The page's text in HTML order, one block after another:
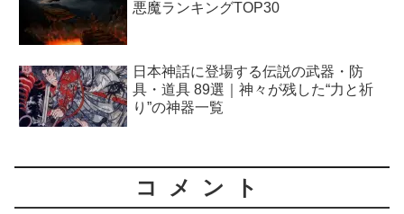
悪魔ランキングTOP30
日本神話に登場する伝説の武器・防
具・道具 89選｜神々が残した“力と祈
り”の神器一覧
コメント